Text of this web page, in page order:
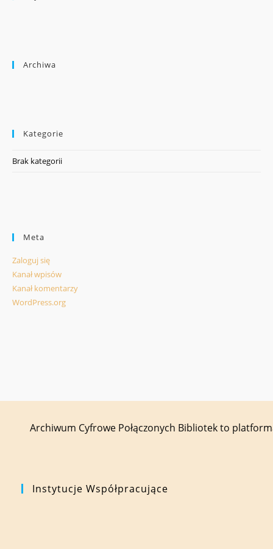
Archiwa
Kategorie
Brak kategorii
Meta
Zaloguj się
Kanał wpisów
Kanał komentarzy
WordPress.org
Archiwum Cyfrowe Połączonych Bibliotek to
Instytucje Współpracujące